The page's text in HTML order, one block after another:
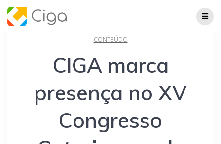
CONTEÚDO
CIGA marca
presença no XV
Congresso